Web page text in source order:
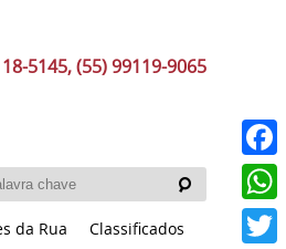
5145, (55) 99119-9065
da Rua Classificados